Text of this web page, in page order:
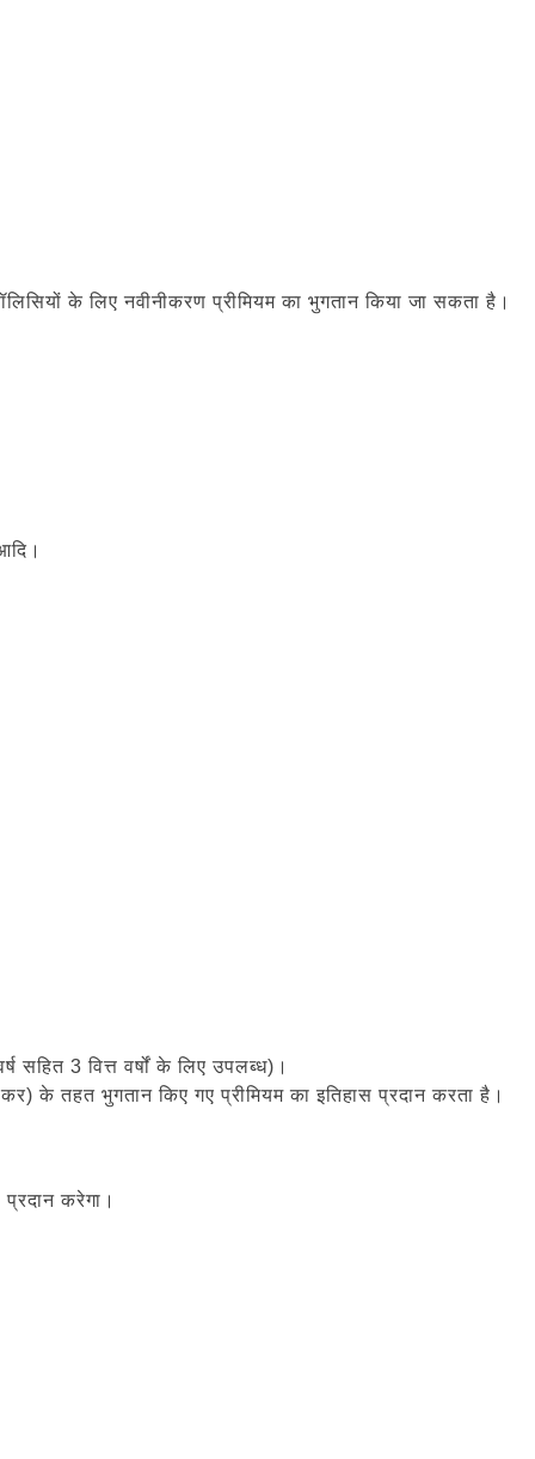
के लिए नवीनीकरण प्रीमियम का भुगतान किया जा सकता है।
सहित 3 वित्त वर्षों के लिए उपलब्ध)।
के तहत भुगतान किए गए प्रीमियम का इतिहास प्रदान करता है।
करेगा।